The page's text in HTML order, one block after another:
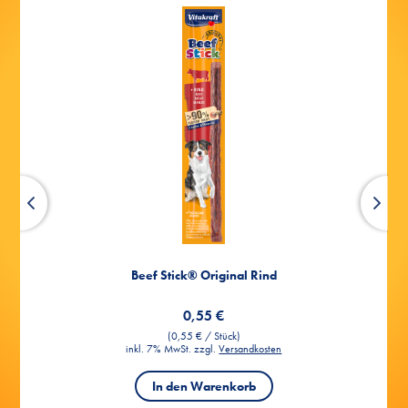
WM-Aktion
Wähle deinen Star aus unserer Snack
11
Zur Fußball-WM haben wir unser Vitakraft®
Snack-Team aufgestellt.
Werde Coach, klicke dich durch die Spieler,
entdecke ihre Stärken und bestimme deinen
Snack-Star als Kapitän. Zum Schluss kannst
du deinen Snack-Star mit deinen Fans teilen.
Beef Stick® Original Rind
0,55 €
(0,55 € / Stück)
inkl. 7% MwSt. zzgl.Versandkosten
In den Warenkorb